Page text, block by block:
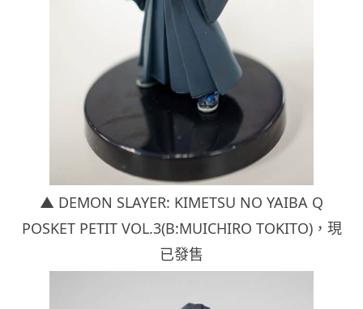
▲ DEMON SLAYER: KIMETSU NO YAIBA Q
POSKET PETIT VOL.3(B:MUICHIRO TOKITO)，現
已發售